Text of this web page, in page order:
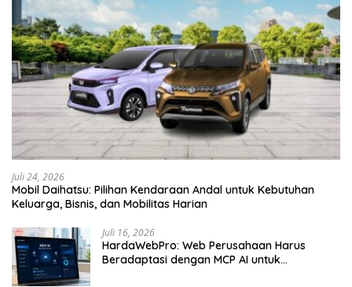
Juli 24, 2026
Mobil Daihatsu: Pilihan Kendaraan Andal untuk Kebutuhan
Keluarga, Bisnis, dan Mobilitas Harian
Juli 16, 2026
HardaWebPro: Web Perusahaan Harus
Beradaptasi dengan MCP AI untuk